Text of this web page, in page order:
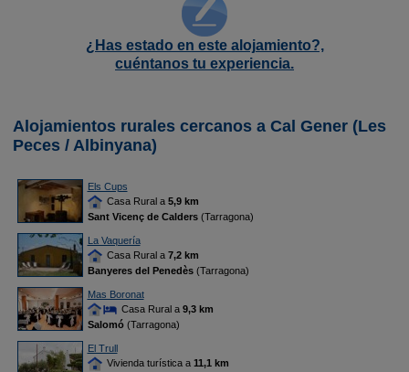
¿Has estado en este alojamiento?,
cuéntanos tu experiencia.
Alojamientos rurales cercanos a Cal Gener (Les
Peces / Albinyana)
Els Cups
Casa Rural a 5,9 km
Sant Vicenç de Calders(Tarragona)
La Vaquería
Casa Rural a 7,2 km
Banyeres del Penedès(Tarragona)
Mas Boronat
Casa Rural a 9,3 km
Salomó(Tarragona)
El Trull
Vivienda turística a 11,1 km